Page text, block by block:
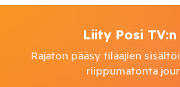
Liity Posi
Rajaton pääsy tilaajien
riippumatonta